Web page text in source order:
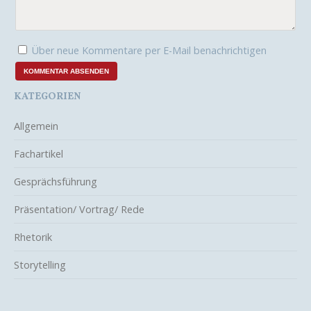
Über neue Kommentare per E-Mail benachrichtigen
KATEGORIEN
Allgemein
Fachartikel
Gesprächsführung
Präsentation/ Vortrag/ Rede
Rhetorik
Storytelling